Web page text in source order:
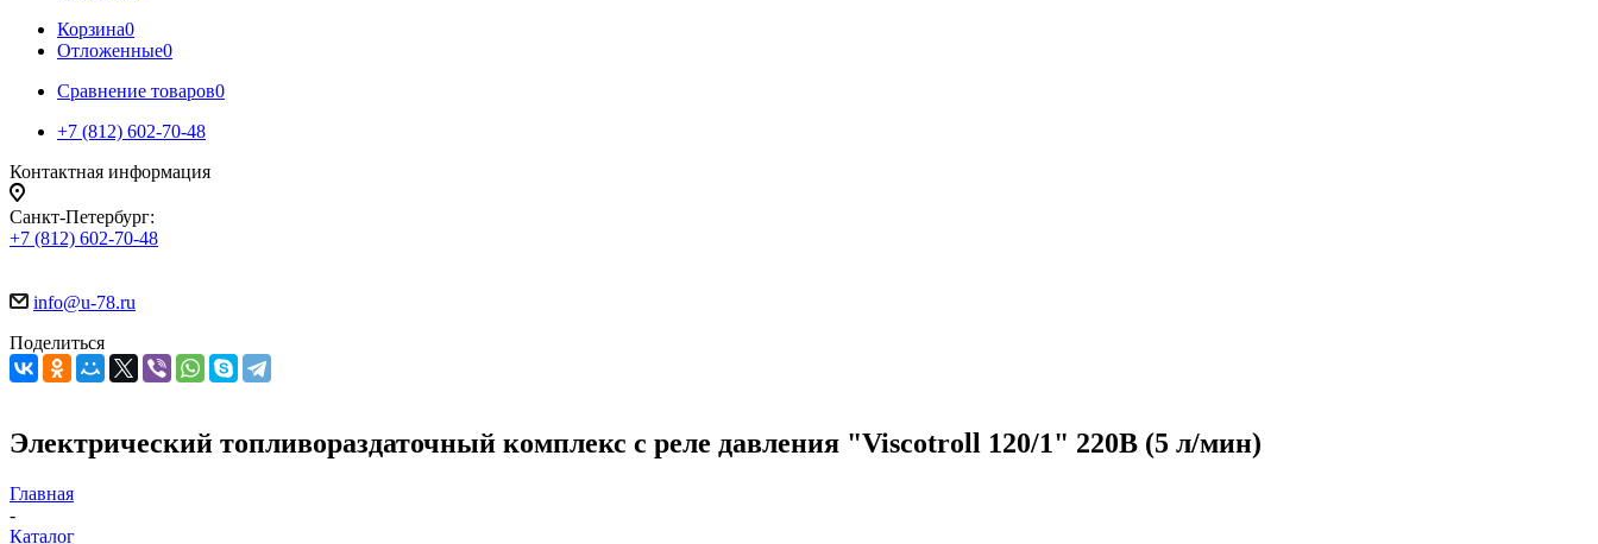
Корзина0
Отложенные0
Сравнение товаров0
+7 (812) 602-70-48
Контактная информация
Санкт-Петербург:
+7 (812) 602-70-48
info@u-78.ru
Поделиться
Электрический топливораздаточный комплекс с реле давления "Viscotroll 120/1" 220В (5 л/мин)
Главная
-
Каталог